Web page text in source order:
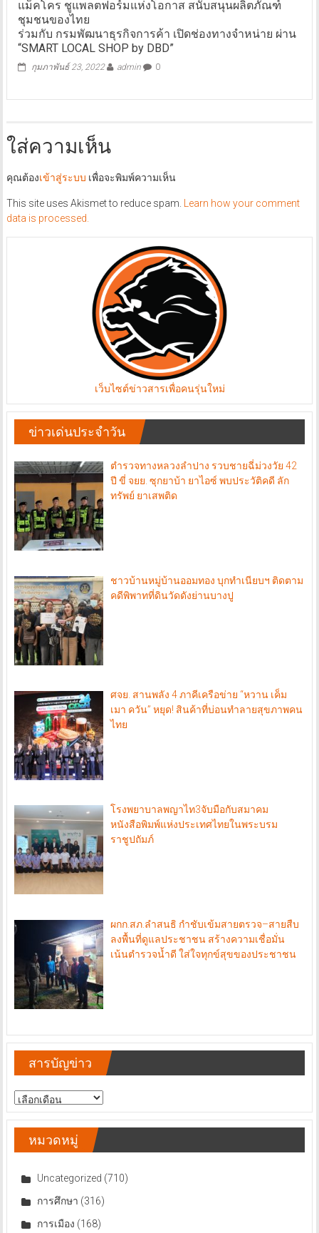
แม็คโคร ชูแพลตฟอร์มแห่งโอกาส สนับสนุนผลิตภัณฑ์
ชุมชนของไทย
ร่วมกับ กรมพัฒนาธุรกิจการค้า เปิดช่องทางจำหน่าย ผ่าน
“SMART LOCAL SHOP by DBD”
กุมภาพันธ์ 23, 2022 admin 0
ใส่ความเห็น
คุณต้องเข้าสู่ระบบ เพื่อจะพิมพ์ความเห็น
This site uses Akismet to reduce spam.
Learn how your comment
data is processed.
เว็บไซต์ข่าวสารเพื่อคนรุ่นใหม่
ข่าวเด่นประจำวัน
ตำรวจทางหลวงลำปาง รวบชายฉี่ม่วงวัย 42
ปี ขี่ จยย. ซุกยาบ้า ยาไอซ์ พบประวัติคดี ลัก
ทรัพย์ ยาเสพติด
ชาวบ้านหมู่บ้านออมทอง บุกทำเนียบฯ ติดตาม
คดีพิพาทที่ดินวัดดังย่านบางปู
ศจย. สานพลัง 4 ภาคีเครือข่าย “หวาน เค็ม
เมา ควัน” หยุด! สินค้าที่บ่อนทำลายสุขภาพคน
ไทย
โรงพยาบาลพญาไท3จับมือกับสมาคม
หนังสือพิมพ์แห่งประเทศไทยในพระบรม
ราชูปถัมภ์
ผกก.สภ.ลำสนธิ กำชับเข้มสายตรวจ–สายสืบ
ลงพื้นที่ดูแลประชาชน สร้างความเชื่อมั่น
เน้นตำรวจน้ำดี ใส่ใจทุกข์สุขของประชาชน
สารบัญข่าว
สารบัญ
ข่าว
หมวดหมู่
Uncategorized (710)
การศึกษา (316)
การเมือง (168)